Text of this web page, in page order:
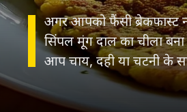
अगर आपको फैंसी ब्रेकफास्ट
सिंपल मूंग दाल का चीला